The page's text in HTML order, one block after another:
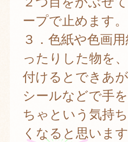
ープで止めます。
３．色紙や色画
ったりした物を
付けるとできあ
シールなどで手
ちゃという気持
くなると思います